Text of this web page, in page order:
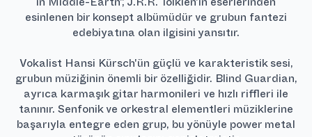
in Middle-Earth", J.R.R. Tolkien'in eserlerinden
esinlenen bir konsept albümüdür ve grubun fantezi
edebiyatına olan ilgisini yansıtır.
Vokalist Hansi Kürsch'ün güçlü ve karakteristik sesi,
grubun müziğinin önemli bir özelliğidir. Blind Guardian,
ayrıca karmaşık gitar harmonileri ve hızlı riffleri ile
tanınır. Senfonik ve orkestral elementleri müziklerine
başarıyla entegre eden grup, bu yönüyle power metal